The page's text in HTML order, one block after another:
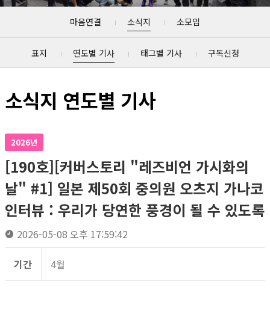
마음연결 소식지 소모임
표지 연도별 기사 태그별 기사 구독신청
소식지 연도별 기사
2026년
[190호][커버스토리 "레즈비언 가시화의
날" #1] 일본 제50회 중의원 오츠지 가나코
인터뷰 : 우리가 당연한 풍경이 될 수 있도록
2026-05-08 오후 17:59:42
기간 4월